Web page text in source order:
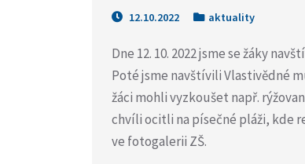
12.10.2022 aktuality
Dne 12. 10. 2022 jsme se žáky
Poté jsme navštívili Vlastivědné
žáci mohli vyzkoušet např.
chvíli ocitli na písečné pláži, kde
ve fotogalerii ZŠ.